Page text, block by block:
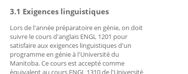
3.1 Exigences linguistiques
Lors de l'année préparatoire en génie, on doit
suivre le cours d'anglais ENGL 1201 pour
satisfaire aux exigences linguistiques d'un
programme en génie à l'Université du
Manitoba. Ce cours est accepté comme
équivalent au cours ENGL 1310 de l'Université